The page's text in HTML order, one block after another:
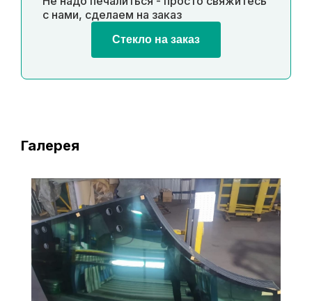
с нами, сделаем на заказ
Стекло на заказ
Галерея